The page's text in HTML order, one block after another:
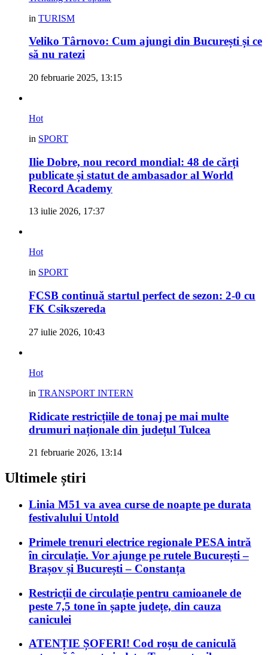
in TURISM
Veliko Târnovo: Cum ajungi din București și ce
să nu ratezi
20 februarie 2025, 13:15
Hot
in SPORT
Ilie Dobre, nou record mondial: 48 de cărți
publicate și statut de ambasador al World
Record Academy
13 iulie 2026, 17:37
Hot
in SPORT
FCSB continuă startul perfect de sezon: 2-0 cu
FK Csikszereda
27 iulie 2026, 10:43
Hot
in TRANSPORT INTERN
Ridicate restricțiile de tonaj pe mai multe
drumuri naționale din județul Tulcea
21 februarie 2026, 13:14
Ultimele știri
Linia M51 va avea curse de noapte pe durata
festivalului Untold
Primele trenuri electrice regionale PESA intră
în circulație. Vor ajunge pe rutele București –
Brașov și București – Constanța
Restricții de circulație pentru camioanele de
peste 7,5 tone în șapte județe, din cauza
caniculei
ATENȚIE ȘOFERI! Cod roșu de caniculă